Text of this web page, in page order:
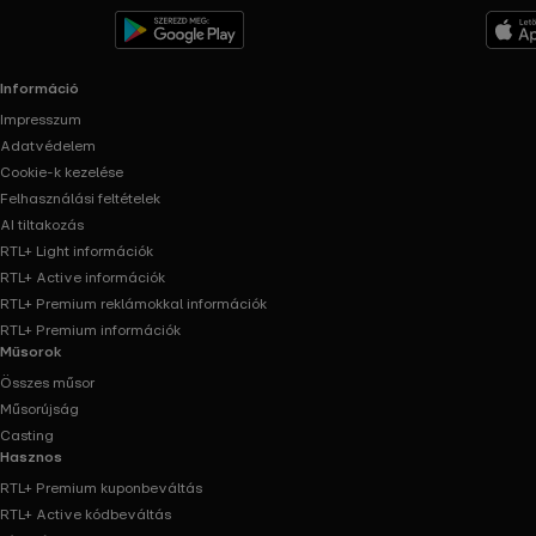
Információ
Impresszum
Adatvédelem
Cookie-k kezelése
Felhasználási feltételek
AI tiltakozás
RTL+ Light információk
RTL+ Active információk
RTL+ Premium reklámokkal információk
RTL+ Premium információk
Műsorok
Összes műsor
Műsorújság
Casting
Hasznos
RTL+ Premium kuponbeváltás
RTL+ Active kódbeváltás